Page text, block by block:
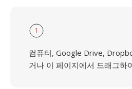
1
컴퓨터, Google Drive,
거나 이 페이지에서 드래그하